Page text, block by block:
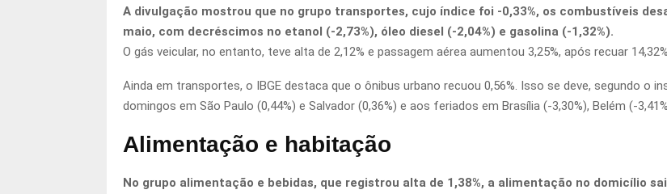
A divulgação mostrou que no grupo transportes, cujo índice foi -0,33%, os combustíveis
maio, com decréscimos no etanol (-2,73%), óleo diesel (-2,04%) e gasolina (-1,32%).
O gás veicular, no entanto, teve alta de 2,12% e passagem aérea aumentou 3,25%, após recuar
Ainda em transportes, o IBGE destaca que o ônibus urbano recuou 0,56%. Isso se deve, segundo o
domingos em São Paulo (0,44%) e Salvador (0,36%) e aos feriados em Brasília (-3,30%), Belém (-
Alimentação e habitação
No grupo alimentação e bebidas, que registrou alta de 1,38%, a alimentação no domicílio